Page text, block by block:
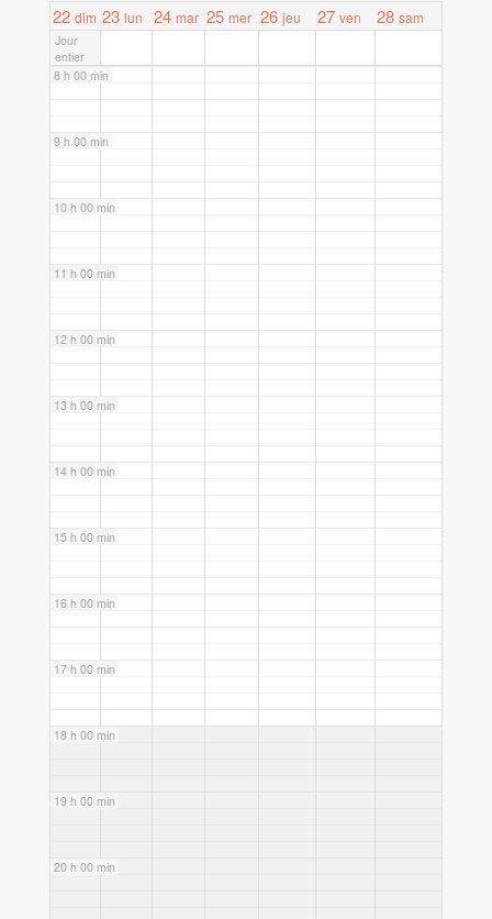
22 dim 23 lun 24 mar 25 mer 26 jeu 27 ven 28 sam
Jour
entier
7 h 00 min
8 h 00 min
9 h 00 min
10 h 00 min
11 h 00 min
12 h 00 min
13 h 00 min
14 h 00 min
15 h 00 min
16 h 00 min
17 h 00 min
18 h 00 min
19 h 00 min
20 h 00 min